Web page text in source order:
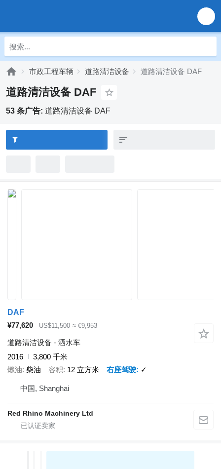
市政工程车辆 道路清洁设备 道路清洁设备 DAF
道路清洁设备 DAF
53 条广告: 道路清洁设备 DAF
DAF
¥77,620
US$11,500 ≈ €9,953
道路清洁设备 - 洒水车
2016
3,800 千米
燃油 柴油 容积 12 立方米 右座驾驶 ✓
中国, Shanghai
Red Rhino Machinery Ltd